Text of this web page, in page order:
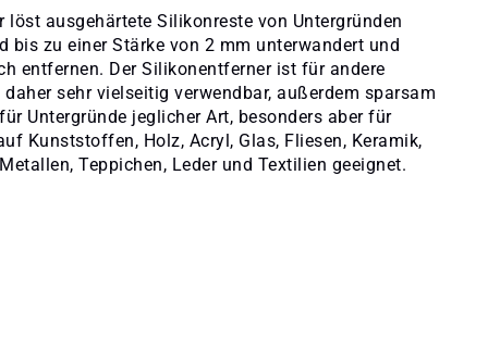
löst ausgehärtete Silikonreste von Untergründen
bis zu einer Stärke von 2 mm unterwandert und
entfernen. Der Silikonentferner ist für andere
sehr vielseitig verwendbar, außerdem sparsam
Untergründe jeglicher Art, besonders aber für
Kunststoffen, Holz, Acryl, Glas, Fliesen, Keramik,
Teppichen, Leder und Textilien geeignet.